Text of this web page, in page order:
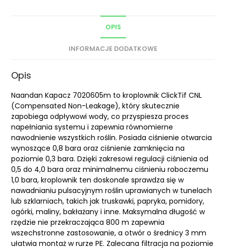
OPIS
INFORMACJE DODATKOWE
Opis
Naandan Kapacz 7020605m to kroplownik ClickTif CNL
(Compensated Non-Leakage), który skutecznie
zapobiega odpływowi wody, co przyspiesza proces
napełniania systemu i zapewnia równomierne
nawodnienie wszystkich roślin. Posiada ciśnienie otwarcia
wynoszące 0,8 bara oraz ciśnienie zamknięcia na
poziomie 0,3 bara. Dzięki zakresowi regulacji ciśnienia od
0,5 do 4,0 bara oraz minimalnemu ciśnieniu roboczemu
1,0 bara, kroplownik ten doskonale sprawdza się w
nawadnianiu pulsacyjnym roślin uprawianych w tunelach
lub szklarniach, takich jak truskawki, papryka, pomidory,
ogórki, maliny, bakłażany i inne. Maksymalna długość w
rzędzie nie przekraczająca 800 m zapewnia
wszechstronne zastosowanie, a otwór o średnicy 3 mm
ułatwia montaż w rurze PE. Zalecana filtracja na poziomie